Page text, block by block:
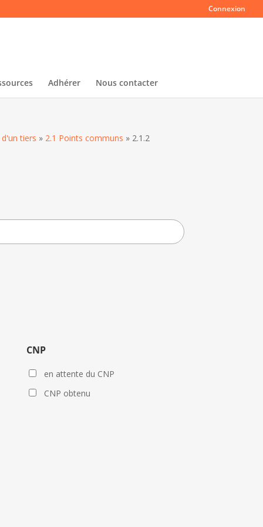
Connexion
Adhérer Nous contacter
tiers » 2.1 Points communs » 2.1.2
CNP
en attente du CNP
CNP obtenu